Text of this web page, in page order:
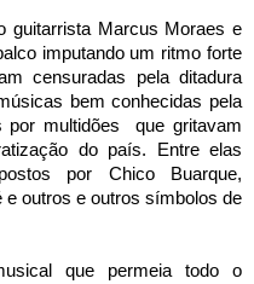
guitarrista Marcus Moraes e
imputando um ritmo forte
censuradas pela ditadura
bem conhecidas pela
por multidões que gritavam
do país. Entre elas
por Chico Buarque,
e outros e outros símbolos de
que permeia todo o